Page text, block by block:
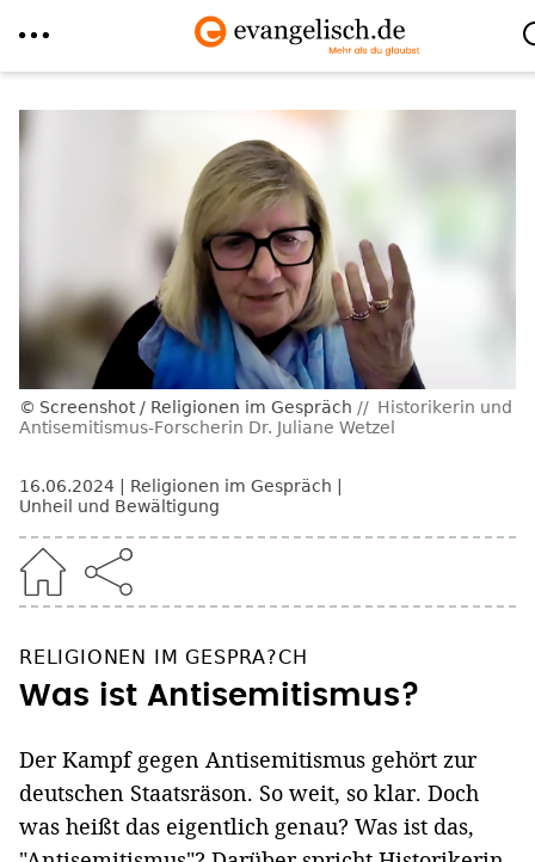
Inhalt
Screenshot / Religionen im Gespräch
Historikerin und
Antisemitismus-Forscherin Dr. Juliane Wetzel
16.06.2024
Religionen im Gespräch
Unheil und Bewältigung
RELIGIONEN IM GESPRA?CH
Was ist Antisemitismus?
Der Kampf gegen Antisemitismus gehört zur
deutschen Staatsräson. So weit, so klar. Doch
was heißt das eigentlich genau? Was ist das,